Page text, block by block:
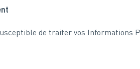
de traiter vos Informations